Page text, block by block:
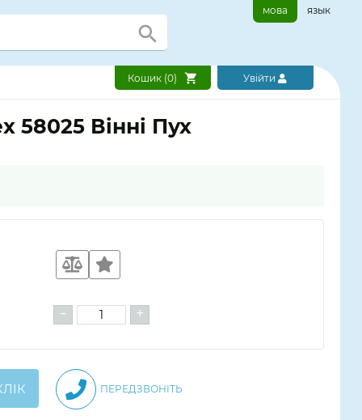
мова язык
Кошик (0) Увійти
58025 Вінні Пух
- +
ПЕРЕДЗВОНІТЬ